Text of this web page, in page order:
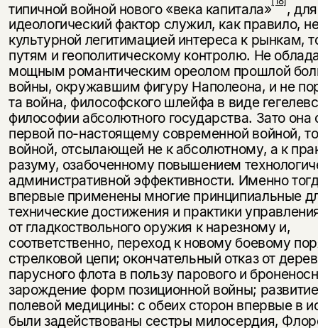
типичной войной нового «века капитала»
,
идеологический фактор служил, как правило,
культурной легитимацией интереса к рынкам,
путям и геополитическому контролю. Не
мощным романтическим ореолом прошлой
войны, окружавшим фигуру Наполеона, и не
та война, философского шлейфа в виде
философии абсолютного государства. Зато она
первой по-настоящему современной войной,
войной, отсылающей не к абсолютному, а к
разуму, озабоченному повышением
административной эф­фективности. Именно
впервые применены многие принципиаль­ные
технические достижения и практики
от гладкоствольного оружия к нарезному и,
соответственно, переход к новому боевому
стрелковой цепи; окончательный отказ от
парусного флота в пользу парового и
зарождение форм пози­ционной войны;
полевой медицины: с обеих сторон впервые в
были задействованы сестры милосердия,